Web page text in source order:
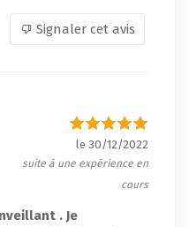
Signaler cet avis
le 30/12/2022
suite à une expérience en
cours
. Je